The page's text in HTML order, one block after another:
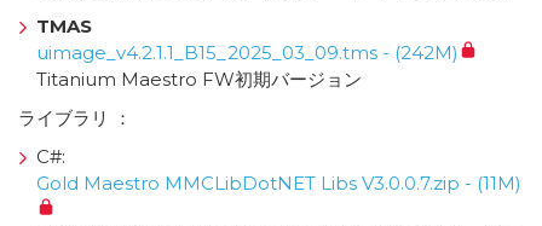
TMAS
uimage_v4.2.1.1_B15_2025_03_09.tms - (242M)
Titanium Maestro FW初期バージョン
ライブラリ ：
C#:
Gold Maestro MMCLibDotNET Libs V3.0.0.7.zip - (11M)